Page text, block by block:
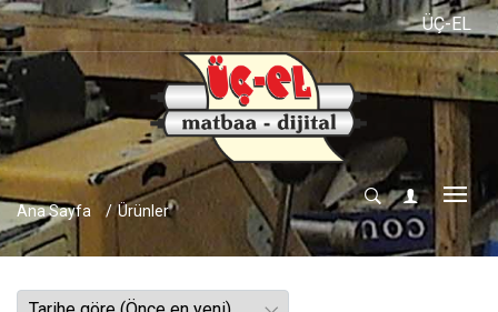
ÜÇ-EL MATBAA
Ana Sayfa Ürünler